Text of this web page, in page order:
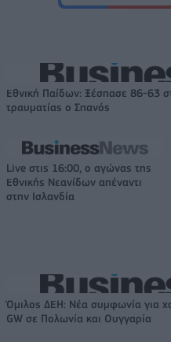
Εθνική Παίδων: Ξέσπασε 86-63
τραυματίας ο Σπανός
Live στις 16:00, ο αγώνας της
Εθνικής Νεανίδων απέναντι
στην Ισλανδία
Όμιλος ΔΕΗ: Νέα συμφωνία για
GW σε Πολωνία και Ουγγαρία